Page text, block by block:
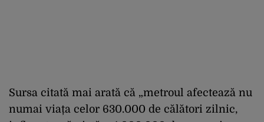
Sursa citată mai arată că „metroul afectează nu
numai viața celor 630.000 de călători zilnic,